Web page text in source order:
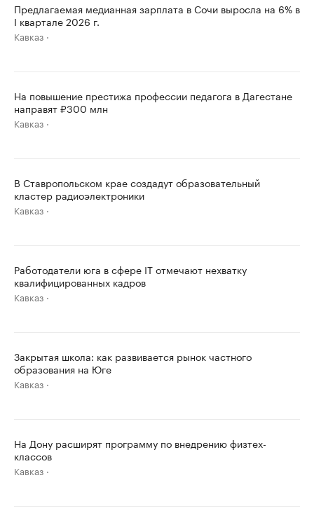
Предлагаемая медианная зарплата в Сочи выросла на 6% в
I квартале 2026 г.
Кавказ
На повышение престижа профессии педагога в Дагестане
направят ₽300 млн
Кавказ
В Ставропольском крае создадут образовательный
кластер радиоэлектроники
Кавказ
Работодатели юга в сфере IT отмечают нехватку
квалифицированных кадров
Кавказ
Закрытая школа: как развивается рынок частного
образования на Юге
Кавказ
На Дону расширят программу по внедрению физтех-
классов
Кавказ